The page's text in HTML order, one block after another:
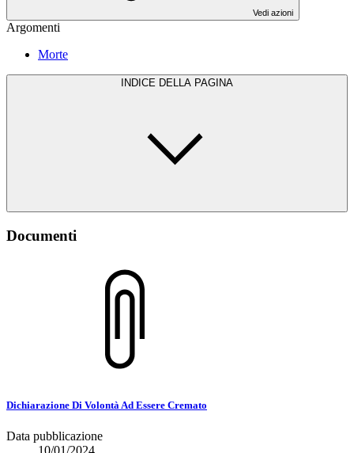
Vedi azioni
Argomenti
Morte
INDICE DELLA PAGINA
Documenti
Dichiarazione Di Volontà Ad Essere Cremato
Data pubblicazione